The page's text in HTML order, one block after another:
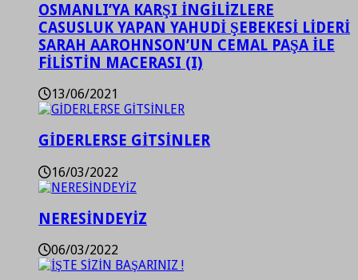
OSMANLI’YA KARŞI İNGİLİZLERE
CASUSLUK YAPAN YAHUDİ ŞEBEKESİ LİDERİ
SARAH AAROHNSON’UN CEMAL PAŞA İLE
FİLİSTİN MACERASI (I)
13/06/2021
GİDERLERSE GİTSİNLER
16/03/2022
NERESİNDEYİZ
06/03/2022